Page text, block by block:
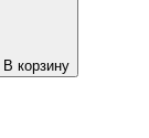
В корзину